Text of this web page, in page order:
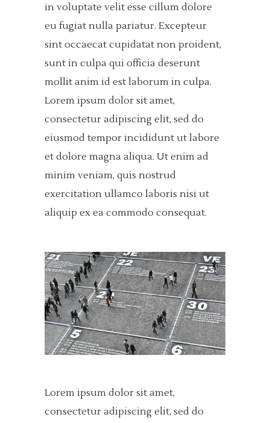
in voluptate velit esse cillum dolore
eu fugiat nulla pariatur. Excepteur
sint occaecat cupidatat non proident,
sunt in culpa qui officia deserunt
mollit anim id est laborum in culpa.
Lorem ipsum dolor sit amet,
consectetur adipiscing elit, sed do
eiusmod tempor incididunt ut labore
et dolore magna aliqua. Ut enim ad
minim veniam, quis nostrud
exercitation ullamco laboris nisi ut
aliquip ex ea commodo consequat.
Lorem ipsum dolor sit amet,
consectetur adipiscing elit, sed do